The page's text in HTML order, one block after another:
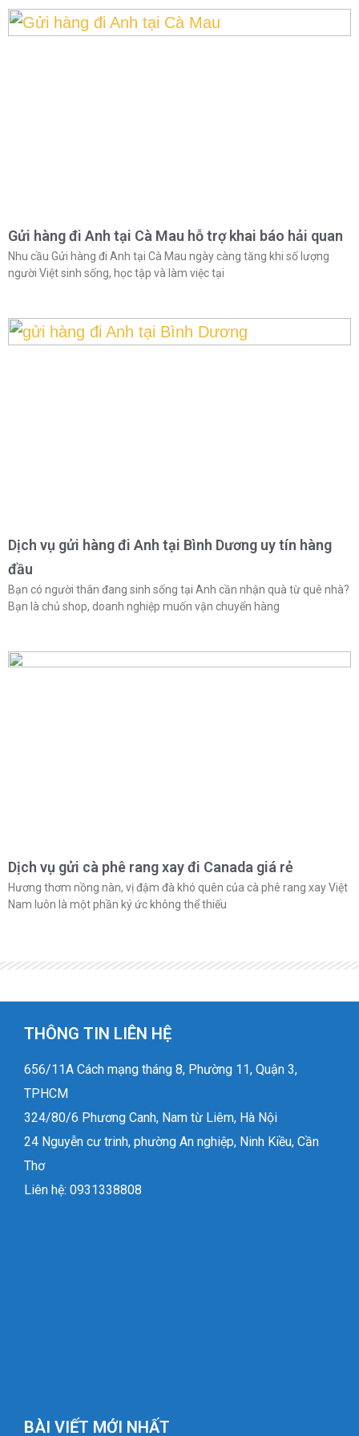
Gửi hàng đi Anh tại Cà Mau hỗ trợ khai báo hải quan
Nhu cầu Gửi hàng đi Anh tại Cà Mau ngày càng tăng khi số lượng
người Việt sinh sống, học tập và làm việc tại
Dịch vụ gửi hàng đi Anh tại Bình Dương uy tín hàng
đầu
Bạn có người thân đang sinh sống tại Anh cần nhận quà từ quê nhà?
Bạn là chủ shop, doanh nghiệp muốn vận chuyển hàng
Dịch vụ gửi cà phê rang xay đi Canada giá rẻ
Hương thơm nồng nàn, vị đậm đà khó quên của cà phê rang xay Việt
Nam luôn là một phần ký ức không thể thiếu
THÔNG TIN LIÊN HỆ
656/11A Cách mạng tháng 8, Phường 11, Quận 3,
TPHCM
324/80/6 Phương Canh, Nam từ Liêm, Hà Nội
24 Nguyễn cư trinh, phường An nghiệp, Ninh Kiều, Cần
Thơ
Liên hệ: 0931338808
BÀI VIẾT MỚI NHẤT